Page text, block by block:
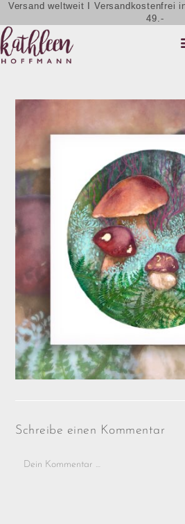
Versand weltweit I Versandkostenfrei
49.-
Schreibe einen Kommentar